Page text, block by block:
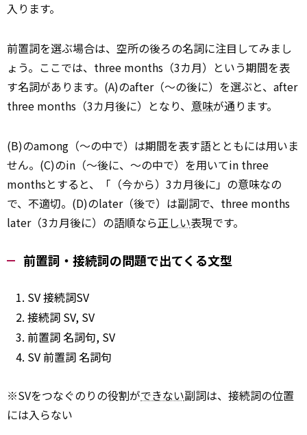
入ります。
前置詞を選ぶ場合は、空所の後ろの名詞に注目してみまし
ょう。ここでは、three months（3カ月）という期間を表
す名詞があります。(A)のafter（～の後に）を選ぶと、after
three months（3カ月後に）となり、 意味が通ります。
(B)のamong（～の中で）は期間を表す語とともには用いま
せん。(C)のin（～後に、～の中で）を用いてin three
monthsとすると、「（今から）3カ月後に」の意味なの
で、不適切。(D)のlater（後で）は副詞で、three months
later（3カ月後に）の語順なら正しい表現です。
前置詞・接続詞の問題で出てくる文型
SV 接続詞SV
接続詞 SV, SV
前置詞 名詞句, SV
SV 前置詞 名詞句
※SVをつなぐのりの役割ができない副詞は、接続詞の位置
には入らない